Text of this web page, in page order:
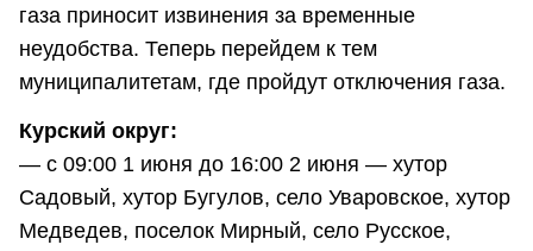
газа приносит извинения за временные
неудобства. Теперь перейдем к тем
муниципалитетам, где пройдут отключения газа.
Курский округ:
— с 09:00 1 июня до 16:00 2 июня — хутор
Садовый, хутор Бугулов, село Уваровское, хутор
Медведев, поселок Мирный, село Русское,